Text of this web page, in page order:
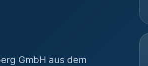
GmbH aus dem